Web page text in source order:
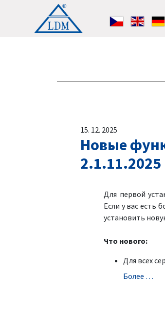
15. 12. 2025
Новые
2.1.11.2025
Для первой
Если у вас есть
установить
Что нового:
Для всех
Болeе …